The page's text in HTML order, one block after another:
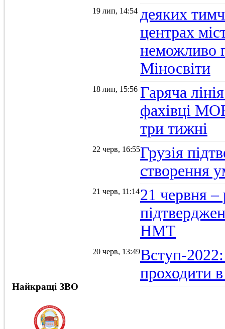
19 лип, 14:54 деяких
центрах
неможливо
Міносвіти
18 лип, 15:56 Гаряча
фахівці
три тижні
22 черв, 16:55Грузія
створення
21 черв, 11:1421 червня –
НМТ
20 черв, 13:49Вступ-
проходити в
Найкращі ЗВО